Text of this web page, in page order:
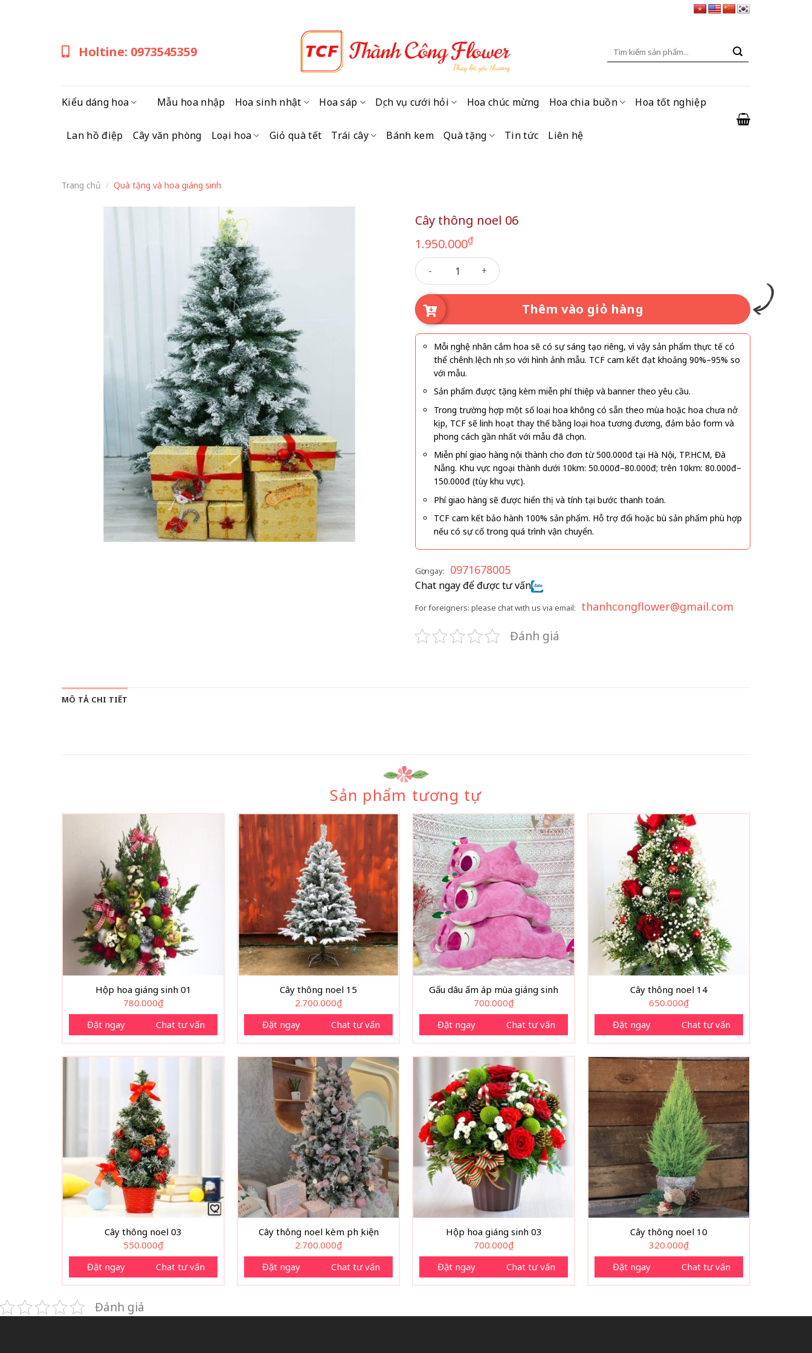
Holtine: 0973545359
Tìm
Kiểu dáng hoa Mẫu hoa nhập Hoa sinh nhật Hoa sáp Dịch vụ cưới hỏi Hoa chúc mừng Hoa chia buồn Hoa tốt nghiệp
Lan hồ điệp Cây văn phòng Loại hoa Giỏ quà tết Trái cây Bánh kem Quà tặng Tin tức Liên hệ
Trang chủ / Quà tặng và hoa giáng sinh
Cây thông noel 06
1.950.000₫
Cây thông noel 06 số lượng
Thêm vào giỏ hàng
Mỗi nghệ nhân cắm hoa sẽ có sự sáng tạo riêng, vì vậy sản phẩm thực tế có
thể chênh lệch nhẹ so với hình ảnh mẫu. TCF cam kết đạt khoảng 90%–95% so
với mẫu.
Sản phẩm được tặng kèm miễn phí thiệp và banner theo yêu cầu.
Trong trường hợp một số loại hoa không có sẵn theo mùa hoặc hoa chưa nở
kịp, TCF sẽ linh hoạt thay thế bằng loại hoa tương đương, đảm bảo form và
phong cách gần nhất với mẫu đã chọn.
Miễn phí giao hàng nội thành cho đơn từ 500.000đ tại Hà Nội, TP.HCM, Đà
Nẵng. Khu vực ngoại thành dưới 10km: 50.000đ–80.000đ; trên 10km: 80.000đ–
150.000đ (tùy khu vực).
Phí giao hàng sẽ được hiển thị và tính tại bước thanh toán.
TCF cam kết bảo hành 100% sản phẩm. Hỗ trợ đổi hoặc bù sản phẩm phù hợp
nếu có sự cố trong quá trình vận chuyển.
Gọi ngay: 0971678005
Chat ngay để được tư vấn
For foreigners: please chat with us via email: thanhcongflower@gmail.com
Đánh giá
MÔ TẢ CHI TIẾT
Sản phẩm tương tự
Hộp hoa giáng sinh 01
780.000₫
Đặt ngay
Chat tư vấn
Cây thông noel 15
2.700.000₫
Đặt ngay
Chat tư vấn
Gấu dâu ấm áp mùa giáng sinh
700.000₫
Đặt ngay
Chat tư vấn
Cây thông noel 14
650.000₫
Đặt ngay
Chat tư vấn
Cây thông noel 03
550.000₫
Đặt ngay
Chat tư vấn
Cây thông noel kèm phụ kiện
2.700.000₫
Đặt ngay
Chat tư vấn
Hộp hoa giáng sinh 03
700.000₫
Đặt ngay
Chat tư vấn
Cây thông noel 10
320.000₫
Đặt ngay
Chat tư vấn
Đánh giá